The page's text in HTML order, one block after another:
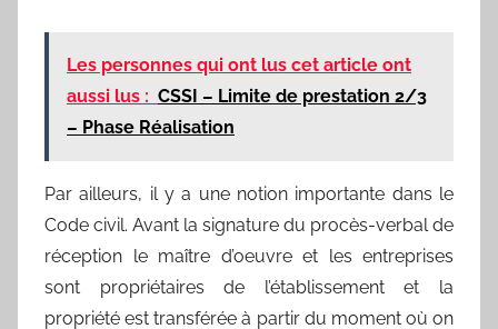
Les personnes qui ont lus cet article ont
aussi lus : CSSI – Limite de prestation 2/3
– Phase Réalisation
Par ailleurs, il y a une notion importante dans le
Code civil. Avant la signature du procès-verbal de
réception le maître d’oeuvre et les entreprises
sont propriétaires de l’établissement et la
propriété est transférée à partir du moment où on